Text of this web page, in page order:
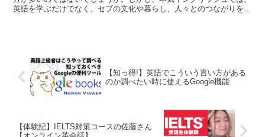
英語を学ぶだけでなく、セブの文化や暮らし、人々とのつながりを知
【知っ得!】英語でこういう言い方がある
のか調べたい時に使えるGoogle機能
【体験記】IELTS対策コースの佐藤さん